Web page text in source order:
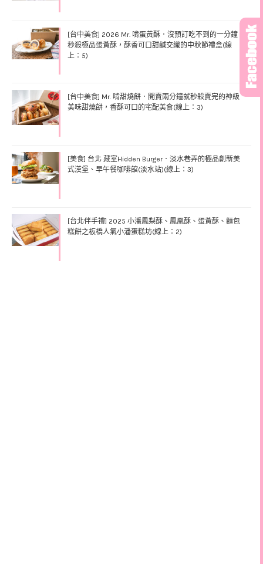
[台中美食] 2026 Mr. 啃蛋黃酥．沒預訂吃不到的一分鐘
秒殺極品蛋黃酥，酥香可口甜鹹交織的中秋節禮盒(線
上：5)
[台中美食] Mr. 啃甜燒餅．開賣兩分鐘就秒殺賣完的神級
美味甜燒餅，香酥可口的宅配美食(線上：3)
[美食] 台北 藏室Hidden Burger．淡水巷弄的極品創新美
式漢堡、早午餐咖啡館(淡水站)(線上：3)
[台北伴手禮] 2025 小潘鳳梨酥、鳳凰酥、蛋黃酥、麵包
糕餅之板橋人氣小潘蛋糕坊(線上：2)